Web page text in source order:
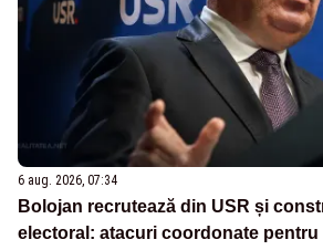
6 aug. 2026, 07:34
Bolojan recrutează din USR și
electoral: atacuri coordonate pentru